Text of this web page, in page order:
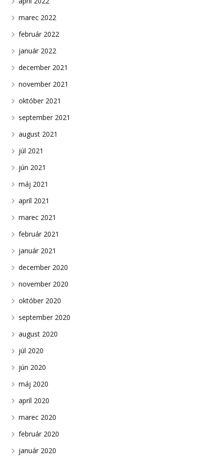
marec 2022
február 2022
január 2022
december 2021
november 2021
október 2021
september 2021
august 2021
júl 2021
jún 2021
máj 2021
apríl 2021
marec 2021
február 2021
január 2021
december 2020
november 2020
október 2020
september 2020
august 2020
júl 2020
jún 2020
máj 2020
apríl 2020
marec 2020
február 2020
január 2020